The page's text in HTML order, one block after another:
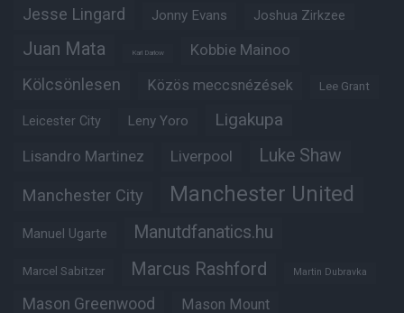
Jesse Lingard Jonny Evans Joshua Zirkzee
Juan Mata Karl Darlow Kobbie Mainoo
Kölcsönlesen Közös meccsnézések Lee Grant
Leicester City Leny Yoro Ligakupa
Lisandro Martinez Liverpool Luke Shaw
Manchester City Manchester United
Manuel Ugarte Manutdfanatics.hu
Marcel Sabitzer Marcus Rashford Martin Dubravka
Mason Greenwood Mason Mount